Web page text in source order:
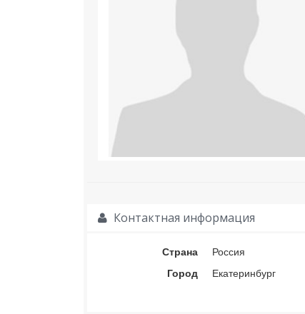
Контактная информация
Страна
Россия
Город
Екатеринбург